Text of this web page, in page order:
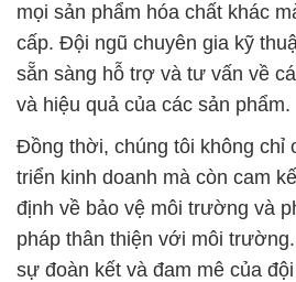
mọi sản phẩm hóa chất khác
cấp. Đội ngũ chuyên gia kỹ
sẵn sàng hỗ trợ và tư vấn về
và hiệu quả của các sản phẩm.
Đồng thời, chúng tôi không chỉ
triển kinh doanh mà còn cam
định về bảo vệ môi trường và
pháp thân thiện với môi
sự đoàn kết và đam mê của